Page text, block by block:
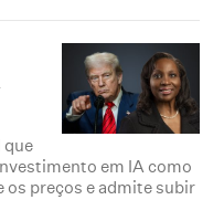
que
em IA como
os preços e admite subir